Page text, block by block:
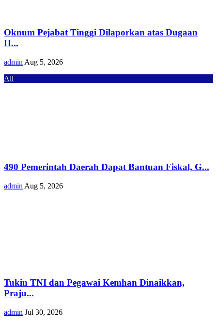
Oknum Pejabat Tinggi Dilaporkan atas Dugaan
H...
admin Aug 5, 2026
All
490 Pemerintah Daerah Dapat Bantuan Fiskal, G...
admin Aug 5, 2026
Tukin TNI dan Pegawai Kemhan Dinaikkan,
Praju...
admin Jul 30, 2026